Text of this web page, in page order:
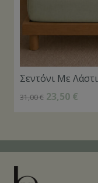
Σεντόνι Με
31,00€ 23,50 €